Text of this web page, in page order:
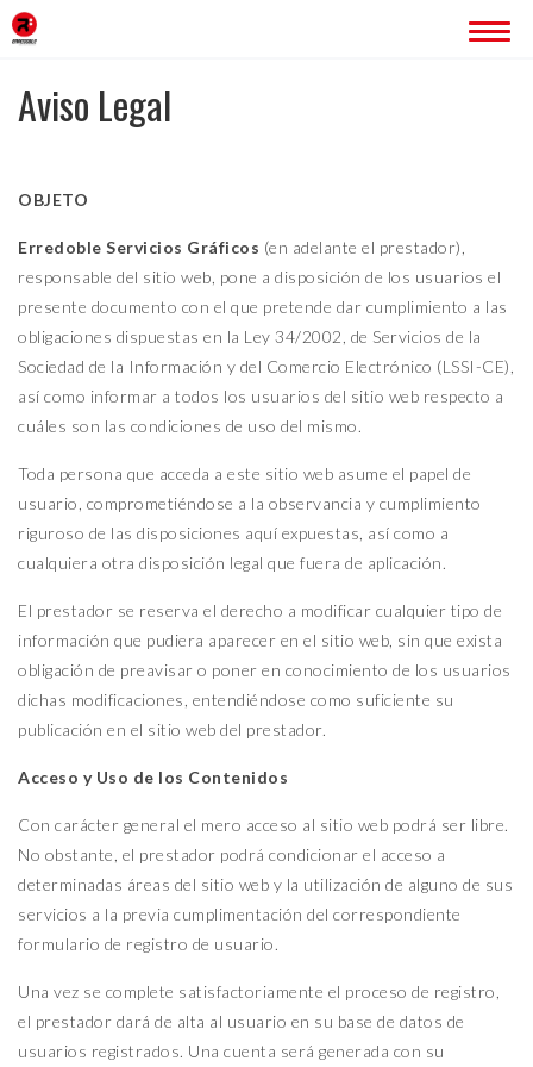
IMAGEN CORPORATIVA
PROYECTOS
BLOG
CONTACTO
Aviso Legal
OBJETO
Erredoble Servicios Gráficos (en adelante el prestador),
responsable del sitio web, pone a disposición de los usuarios el
presente documento con el que pretende dar cumplimiento a las
obligaciones dispuestas en la Ley 34/2002, de Servicios de la
Sociedad de la Información y del Comercio Electrónico (LSSI-CE),
así como informar a todos los usuarios del sitio web respecto a
cuáles son las condiciones de uso del mismo.
Toda persona que acceda a este sitio web asume el papel de
usuario, comprometiéndose a la observancia y cumplimiento
riguroso de las disposiciones aquí expuestas, así como a
cualquiera otra disposición legal que fuera de aplicación.
El prestador se reserva el derecho a modificar cualquier tipo de
información que pudiera aparecer en el sitio web, sin que exista
obligación de preavisar o poner en conocimiento de los usuarios
dichas modificaciones, entendiéndose como suficiente su
publicación en el sitio web del prestador.
Acceso y Uso de los Contenidos
Con carácter general el mero acceso al sitio web podrá ser libre.
No obstante, el prestador podrá condicionar el acceso a
determinadas áreas del sitio web y la utilización de alguno de sus
servicios a la previa cumplimentación del correspondiente
formulario de registro de usuario.
Una vez se complete satisfactoriamente el proceso de registro,
el prestador dará de alta al usuario en su base de datos de
usuarios registrados. Una cuenta será generada con su